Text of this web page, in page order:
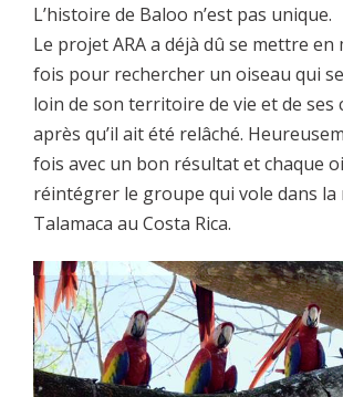
L’histoire de Baloo n’est pas unique.
Le projet ARA a déjà dû se mettre en
fois pour rechercher un oiseau qui
loin de son territoire de vie et de ses
après qu’il ait été relâché.
fois avec un bon résultat et chaque
réintégrer le groupe qui vole dans la
Talamaca au Costa Rica.